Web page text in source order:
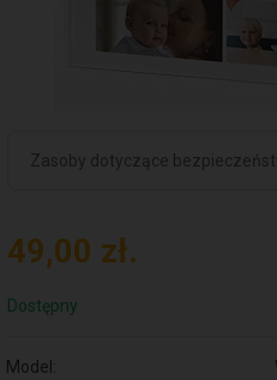
Zasoby dotyczące
49,00 zł.
Dostępny
Model: